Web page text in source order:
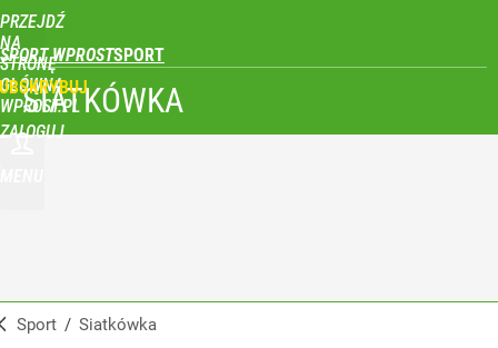
PRZEJDŹ
NA
STRONĘ
GŁÓWNĄ
WPROST.PL
SPORT WPROST
ZALOGUJ
SIATKÓWKA
Sport / Siatkówka